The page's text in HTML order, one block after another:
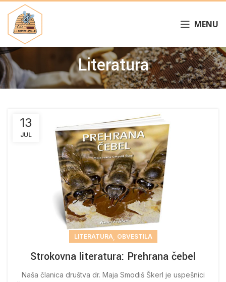
MENU
Literatura
13
JUL
LITERATURA, OBVESTILA
Strokovna literatura: Prehrana čebel
Naša članica društva dr. Maja Smodiš Škerl je uspešnici